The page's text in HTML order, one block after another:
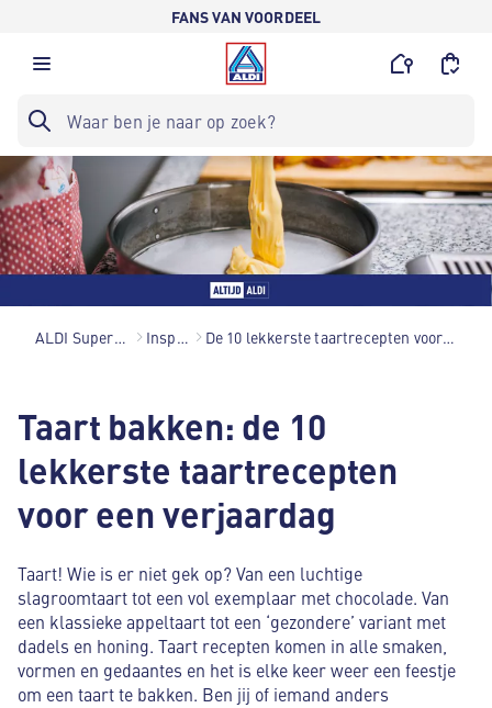
FANS VAN VOORDEEL
ALDI Supermarkten Inspiratie De 10 lekkerste taartrecepten voor een verjaardag
Taart bakken: de 10
lekkerste taartrecepten
voor een verjaardag
Taart! Wie is er niet gek op? Van een luchtige
slagroomtaart tot een vol exemplaar met chocolade. Van
een klassieke appeltaart tot een ‘gezondere’ variant met
dadels en honing. Taart recepten komen in alle smaken,
vormen en gedaantes en het is elke keer weer een feestje
om een taart te bakken. Ben jij of iemand anders